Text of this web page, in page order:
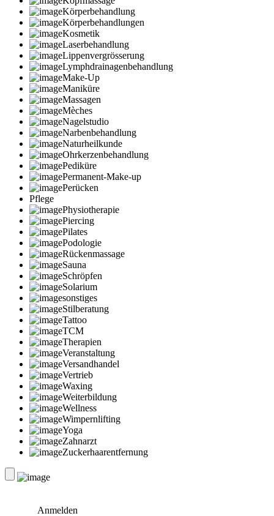
Körperbehandlung
Körperbehandlungen
Kosmetik
Laserbehandlung
Lippenvergrösserung
Lymphdrainagenbehandlung
Make-Up
Maniküre
Massagen
Mèches
Nagelstudio
Narbenbehandlung
Naturheilkunde
Ohrkerzenbehandlung
Pediküre
Permanent-Make-up
Perücken
Pflege
Physiotherapie
Piercing
Pilates
Podologie
Rückenmassage
Sauna
Schröpfen
Solarium
sonstiges
Stilberatung
Tattoo
TCM
Therapien
Veranstaltung
Versandhandel
Vertrieb
Waxing
Weiterbildung
Wellness
Wimpernlifting
Yoga
Zahnarzt
Zuckerhaarentfernung
Anmelden